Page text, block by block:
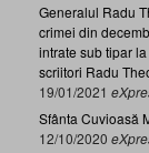
Generalul Radu
crimei din
intrate sub tipar
scriitori Radu
19/01/2021
Sfânta Cuvioasă
12/10/2020